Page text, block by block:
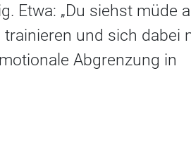
Etwa: „Du siehst müde
trainieren und sich dabei
Abgrenzung in